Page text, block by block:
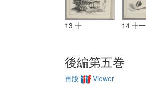
13 十 14 十一
後編第五巻
再版 Viewer